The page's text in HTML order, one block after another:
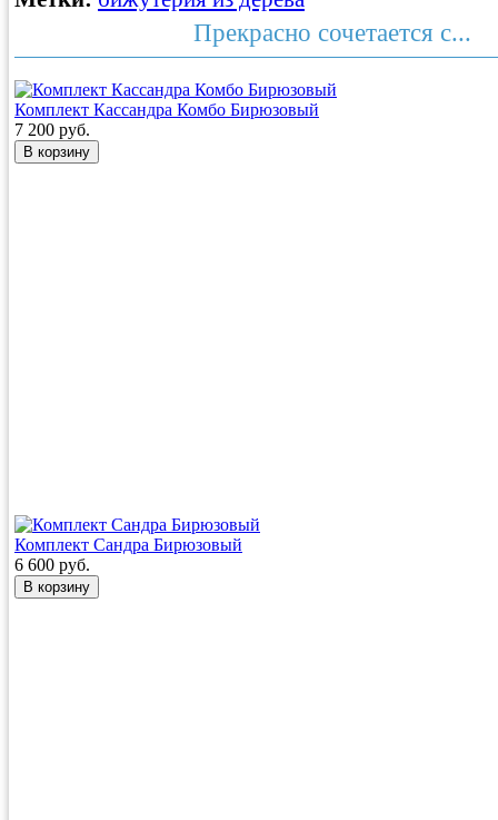
Прекрасно сочетается с...
Комплект Кассандра Комбо Бирюзовый
7 200 руб.
Комплект Cандра Бирюзовый
6 600 руб.